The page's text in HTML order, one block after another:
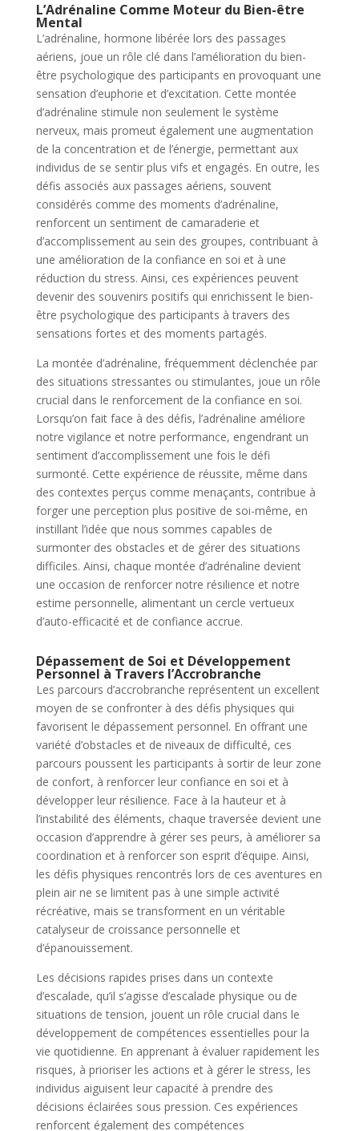
L’Adrénaline Comme Moteur du Bien-être
Mental
L’adrénaline, hormone libérée lors des passages
aériens, joue un rôle clé dans l’amélioration du bien-
être psychologique des participants en provoquant une
sensation d’euphorie et d’excitation. Cette montée
d’adrénaline stimule non seulement le système
nerveux, mais promeut également une augmentation
de la concentration et de l’énergie, permettant aux
individus de se sentir plus vifs et engagés. En outre, les
défis associés aux passages aériens, souvent
considérés comme des moments d’adrénaline,
renforcent un sentiment de camaraderie et
d’accomplissement au sein des groupes, contribuant à
une amélioration de la confiance en soi et à une
réduction du stress. Ainsi, ces expériences peuvent
devenir des souvenirs positifs qui enrichissent le bien-
être psychologique des participants à travers des
sensations fortes et des moments partagés.
La montée d’adrénaline, fréquemment déclenchée par
des situations stressantes ou stimulantes, joue un rôle
crucial dans le renforcement de la confiance en soi.
Lorsqu’on fait face à des défis, l’adrénaline améliore
notre vigilance et notre performance, engendrant un
sentiment d’accomplissement une fois le défi
surmonté. Cette expérience de réussite, même dans
des contextes perçus comme menaçants, contribue à
forger une perception plus positive de soi-même, en
instillant l’idée que nous sommes capables de
surmonter des obstacles et de gérer des situations
difficiles. Ainsi, chaque montée d’adrénaline devient
une occasion de renforcer notre résilience et notre
estime personnelle, alimentant un cercle vertueux
d’auto-efficacité et de confiance accrue.
Dépassement de Soi et Développement
Personnel à Travers l’Accrobranche
Les parcours d’accrobranche représentent un excellent
moyen de se confronter à des défis physiques qui
favorisent le dépassement personnel. En offrant une
variété d’obstacles et de niveaux de difficulté, ces
parcours poussent les participants à sortir de leur zone
de confort, à renforcer leur confiance en soi et à
développer leur résilience. Face à la hauteur et à
l’instabilité des éléments, chaque traversée devient une
occasion d’apprendre à gérer ses peurs, à améliorer sa
coordination et à renforcer son esprit d’équipe. Ainsi,
les défis physiques rencontrés lors de ces aventures en
plein air ne se limitent pas à une simple activité
récréative, mais se transforment en un véritable
catalyseur de croissance personnelle et
d’épanouissement.
Les décisions rapides prises dans un contexte
d’escalade, qu’il s’agisse d’escalade physique ou de
situations de tension, jouent un rôle crucial dans le
développement de compétences essentielles pour la
vie quotidienne. En apprenant à évaluer rapidement les
risques, à prioriser les actions et à gérer le stress, les
individus aiguisent leur capacité à prendre des
décisions éclairées sous pression. Ces expériences
renforcent également des compétences